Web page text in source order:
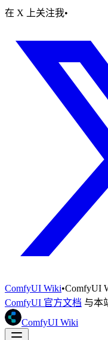
在 X 上关注我•
ComfyUI Wiki•ComfyUI
ComfyUI 官方文档 与本
ComfyUI Wiki